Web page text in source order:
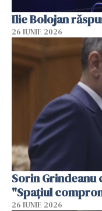
Ilie Bolojan
26 IUNIE 2026
Sorin
"Spațiul
26 IUNIE 2026